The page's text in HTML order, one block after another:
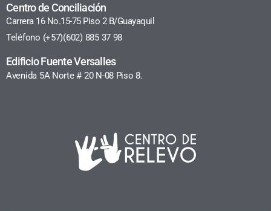
Centro de Conciliación
Carrera 16 No.15-75 Piso 2 B/Guayaquil
Teléfono (+57)(602) 885 37 98
Edificio Fuente Versalles
Avenida 5A Norte # 20 N-08 Piso 8.